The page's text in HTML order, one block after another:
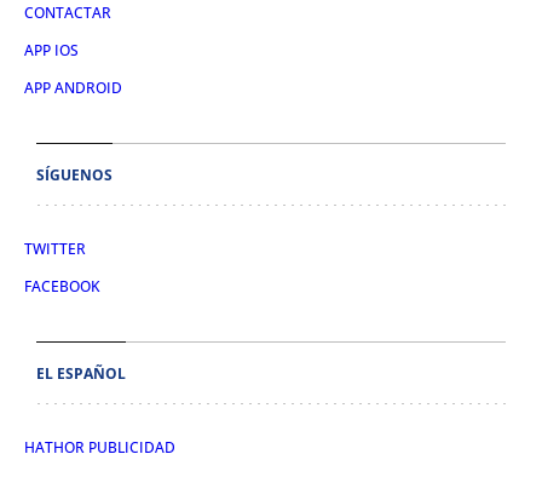
CONTACTAR
APP IOS
APP ANDROID
SÍGUENOS
TWITTER
FACEBOOK
EL ESPAÑOL
HATHOR PUBLICIDAD